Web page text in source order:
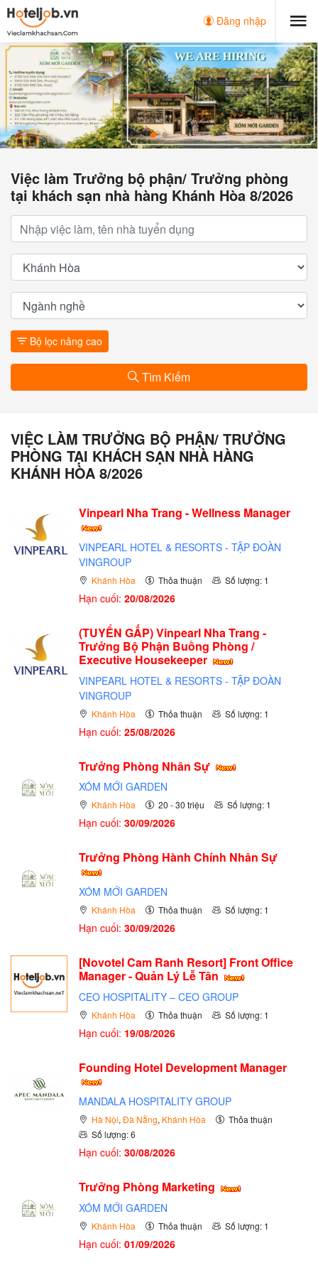
Đăng nhập
Việc làm Trưởng bộ phận/ Trưởng phòng
tại khách sạn nhà hàng Khánh Hòa 8/2026
Bộ lọc nâng cao
Tìm Kiếm
VIỆC LÀM TRƯỞNG BỘ PHẬN/ TRƯỞNG
PHÒNG TẠI KHÁCH SẠN NHÀ HÀNG
KHÁNH HÒA 8/2026
Vinpearl Nha Trang - Wellness Manager
VINPEARL HOTEL & RESORTS - TẬP ĐOÀN
VINGROUP
Khánh Hòa Thỏa thuận Số lượng: 1
Hạn cuối: 20/08/2026
(TUYỂN GẤP)Vinpearl Nha Trang -
Trưởng Bộ Phận Buồng Phòng /
Executive Housekeeper
VINPEARL HOTEL & RESORTS - TẬP ĐOÀN
VINGROUP
Khánh Hòa Thỏa thuận Số lượng: 1
Hạn cuối: 25/08/2026
Trưởng Phòng Nhân Sự
XÓM MỚI GARDEN
Khánh Hòa 20 - 30 triệu Số lượng: 1
Hạn cuối: 30/09/2026
Trưởng Phòng Hành Chính Nhân Sự
XÓM MỚI GARDEN
Khánh Hòa Thỏa thuận Số lượng: 1
Hạn cuối: 30/09/2026
[Novotel Cam Ranh Resort] Front Office
Manager - Quản Lý Lễ Tân
CEO HOSPITALITY – CEO GROUP
Khánh Hòa Thỏa thuận Số lượng: 1
Hạn cuối: 19/08/2026
Founding Hotel Development Manager
MANDALA HOSPITALITY GROUP
Hà Nội,Đà Nẵng, Khánh Hòa
Thỏa thuận
Số lượng: 6
Hạn cuối: 30/08/2026
Trưởng Phòng Marketing
XÓM MỚI GARDEN
Khánh Hòa Thỏa thuận Số lượng: 1
Hạn cuối: 01/09/2026